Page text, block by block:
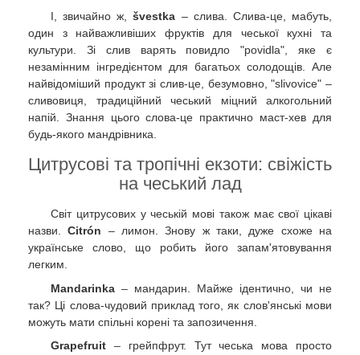
І, звичайно ж,švestka – слива. Слива-це, мабуть,
один з найважливіших фруктів для чеської кухні та
культури. Зі слив варять повидло "povidla", яке є
незамінним інгредієнтом для багатьох солодощів. Але
найвідоміший продукт зі слив-це, безумовно, "slivovice" –
сливовиця, традиційний чеський міцний алкогольний
напій. Знання цього слова-це практично маст-хев для
будь-якого мандрівника.
Цитрусові та тропічні екзоти: свіжість
на чеський лад
Світ цитрусових у чеській мові також має свої цікаві
назви.Citrón – лимон. Знову ж таки, дуже схоже на
українське слово, що робить його запам'ятовування
легким.
Mandarinka – мандарин. Майже ідентично, чи не
так? Ці слова-чудовий приклад того, як слов'янські мови
можуть мати спільні корені та запозичення.
Grapefruit – грейпфрут. Тут чеська мова просто